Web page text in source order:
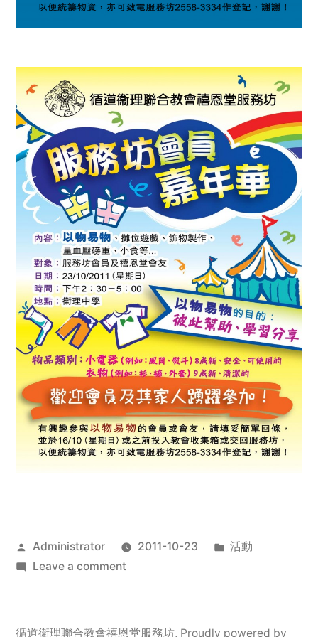
Posted
by
Administrator 2011-10-23
Posted
活動
Leave a commenton
服
循道衛理聯合教會禧恩堂服務坊, Proudly powered by